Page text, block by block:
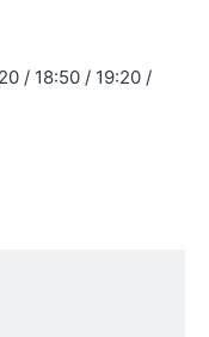
/ 18:50 / 19:20 /